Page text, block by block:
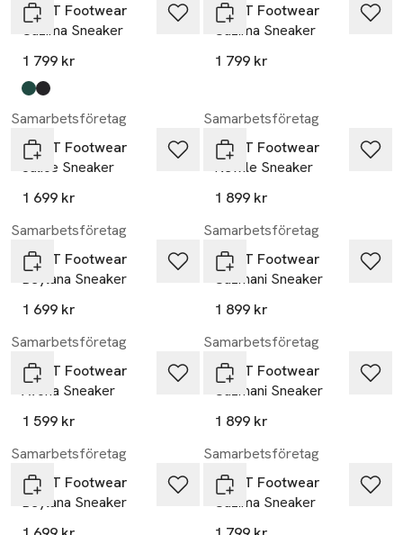
GANT Footwear
Cuzima Sneaker
1 799 kr
Produkten finns i färgerna:
g761 - pine green
g00 - black
GANT Footwear
Cuzima Sneaker
1 799 kr
Samarbetsföretag
GANT Footwear
Julice Sneaker
1 699 kr
Samarbetsföretag
GANT Footwear
Newile Sneaker
1 899 kr
Samarbetsföretag
GANT Footwear
Beylana Sneaker
1 699 kr
Samarbetsföretag
GANT Footwear
Cuzmani Sneaker
1 899 kr
Samarbetsföretag
GANT Footwear
Avona Sneaker
1 599 kr
Samarbetsföretag
GANT Footwear
Cuzmani Sneaker
1 899 kr
Samarbetsföretag
GANT Footwear
Beylana Sneaker
Samarbetsföretag
GANT Footwear
Cuzima Sneaker